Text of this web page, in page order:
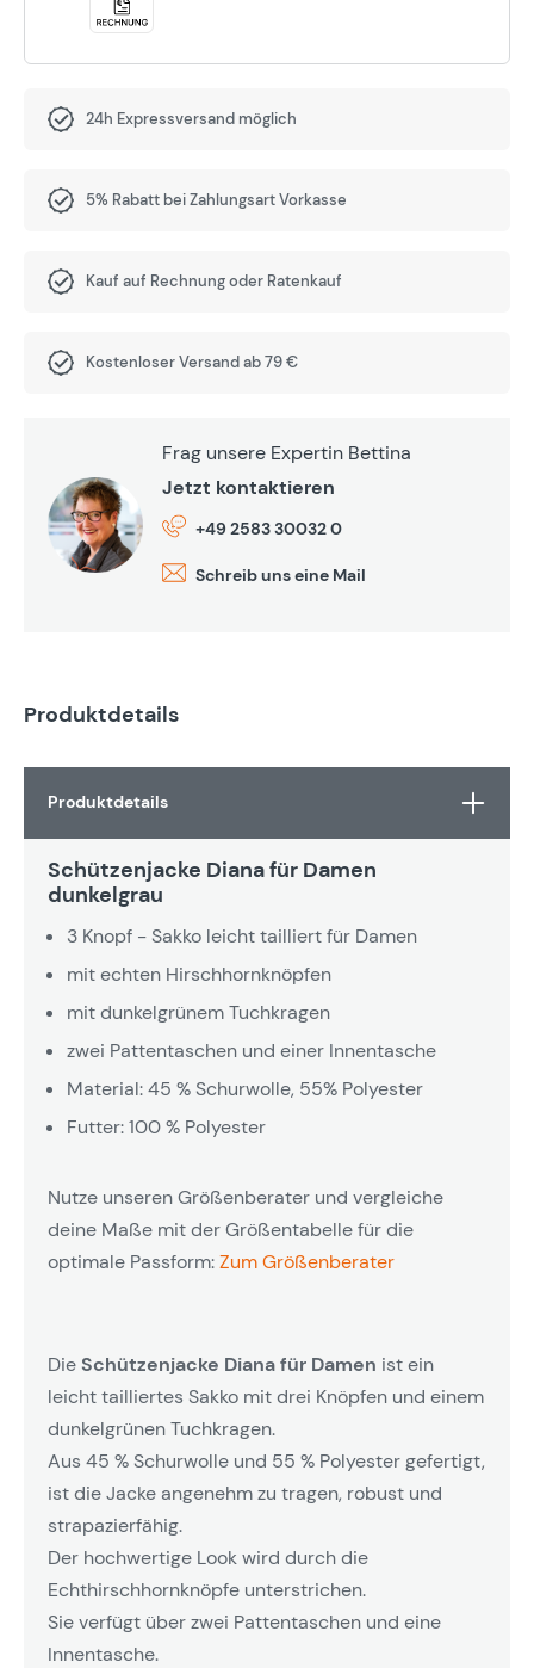
24h Expressversand möglich
5% Rabatt bei Zahlungsart Vorkasse
Kauf auf Rechnung oder Ratenkauf
Kostenloser Versand ab 79 €
Frag unsere Expertin Bettina
Jetzt kontaktieren
+49 2583 30032 0
Schreib uns eine Mail
Produktdetails
Produktdetails
Schützenjacke Diana für Damen
dunkelgrau
3 Knopf - Sakko leicht tailliert für Damen
mit echten Hirschhornknöpfen
mit dunkelgrünem Tuchkragen
zwei Pattentaschen und einer Innentasche
Material: 45 % Schurwolle, 55% Polyester
Futter: 100 % Polyester
Nutze unseren Größenberater und vergleiche
deine Maße mit der Größentabelle für die
optimale Passform:Zum Größenberater
Die Schützenjacke Diana für Damen ist ein
leicht tailliertes Sakko mit drei Knöpfen und einem
dunkelgrünen Tuchkragen.
Aus 45 % Schurwolle und 55 % Polyester gefertigt,
ist die Jacke angenehm zu tragen, robust und
strapazierfähig.
Der hochwertige Look wird durch die
Echthirschhornknöpfe unterstrichen.
Sie verfügt über zwei Pattentaschen und eine
Innentasche.